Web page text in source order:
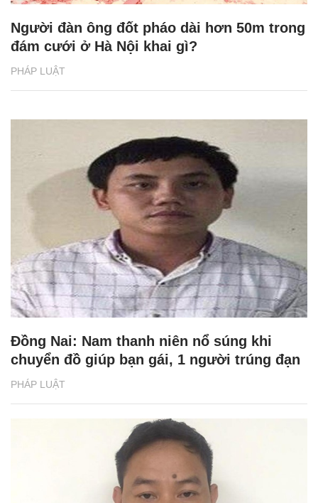
PHÁP LUẬT
Người đàn ông đốt pháo dài hơn 50m trong
đám cưới ở Hà Nội khai gì?
PHÁP LUẬT
Đồng Nai: Nam thanh niên nổ súng khi
chuyển đồ giúp bạn gái, 1 người trúng đạn